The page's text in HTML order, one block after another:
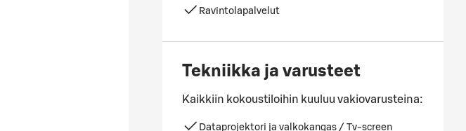
Ravintolapalvelut
Tekniikka ja varusteet
Kaikkiin kokoustiloihin kuuluu vakiovarusteina:
Dataprojektori ja valkokangas / Tv-screen